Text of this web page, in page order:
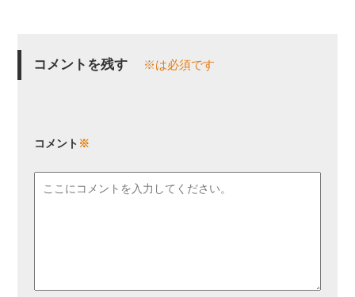
コメントを残す ※は必須です
コメント ※